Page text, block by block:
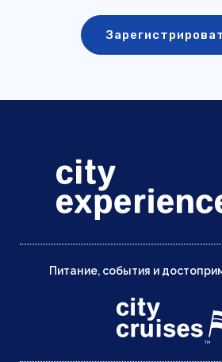
Питание, события и